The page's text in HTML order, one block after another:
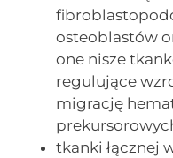
osteoblastów
one nisze
regulujące
migrację
tkanki łącznej